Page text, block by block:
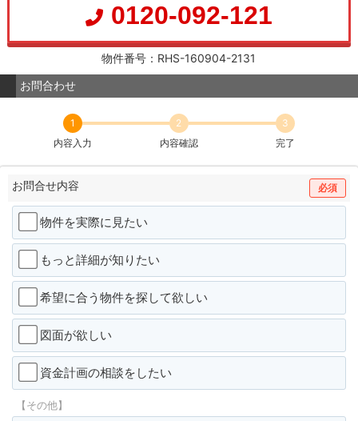
0120-092-121
物件番号：RHS-160904-2131
お問合わせ
1
内容入力
2
内容確認
3
完了
お問合せ内容 必須
物件を実際に見たい
もっと詳細が知りたい
希望に合う物件を探して欲しい
図面が欲しい
資金計画の相談をしたい
【その他】